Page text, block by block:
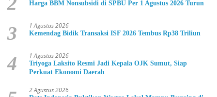
Harga BBM Nonsubsidi di SPBU Per 1 Agustus 2026 Turun
3 1 Agustus 2026
Kemendag Bidik Transaksi ISF 2026 Tembus Rp38 Triliun
4 1 Agustus 2026
Triyoga Laksito Resmi Jadi Kepala OJK Sumut, Siap
Perkuat Ekonomi Daerah
2 Agustus 2026